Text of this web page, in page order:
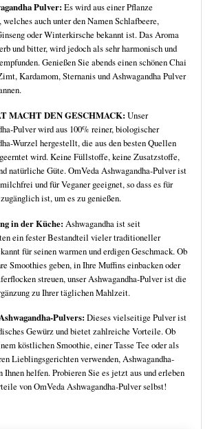
Pulver: Es wird aus einer Pflanze
auch unter den Namen Schlafbeere,
oder Winterkirsche bekannt ist. Das Aroma
und bitter, wird jedoch als sehr harmonisch und
Genießen Sie abends einen schönen Chai
Kardamom, Sternanis und Ashwagandha Pulver
MACHT DEN GESCHMACK: Unser
Pulver wird aus 100% reiner, biologischer
Wurzel hergestellt, die aus den besten Quellen
wird. Keine Füllstoffe, keine Zusatzstoffe,
natürliche Güte. OmVeda Ashwagandha-Pulver ist
und für Veganer geeignet, so dass es für
ist, um es zu genießen.
in der Küche: Ashwagandha ist seit
ein fester Bestandteil vieler traditioneller
für seinen warmen und erdigen Geschmack. Ob
Smoothies geben, in Ihre Muffins einbacken oder
streuen, unser Ashwagandha-Pulver ist die
zu Ihrer täglichen Mahlzeit.
Pulvers: Dieses vielseitige Pulver ist
Gewürz und bietet zahlreiche Vorteile. Ob
köstlichen Smoothie, einer Tasse Tee oder als
Lieblingsgerichten verwenden, Ashwagandha-
Ihnen helfen. Probieren Sie es jetzt aus und erleben
von OmVeda Ashwagandha-Pulver selbst!